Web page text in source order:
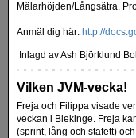
Mälarhöjden/Långsätra.
Anmäl dig här: http://
Inlagd av Ash Björklund
Vilken JVM-vecka!
Freja och Filippa visade
veckan i Blekinge. Freja
(sprint, lång och stafett)